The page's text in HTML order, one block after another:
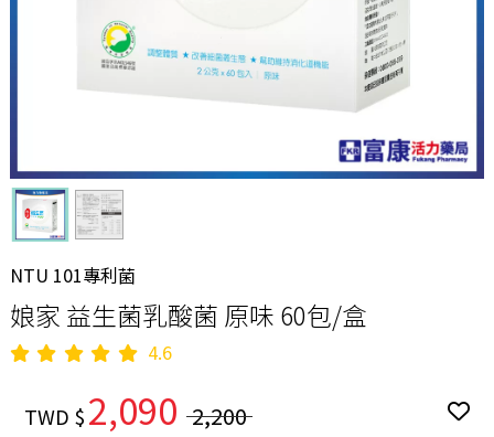
NTU 101專利菌
娘家 益生菌乳酸菌 原味 60包/盒
4.6
TWD $2,090 2,200